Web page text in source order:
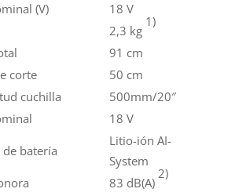
(V)
18 V
2,3 kg
1)
91 cm
corte
50 cm
cuchilla
500mm/20″
18 V
batería
Litio-ión AI-
System
83 dB(A)
2)